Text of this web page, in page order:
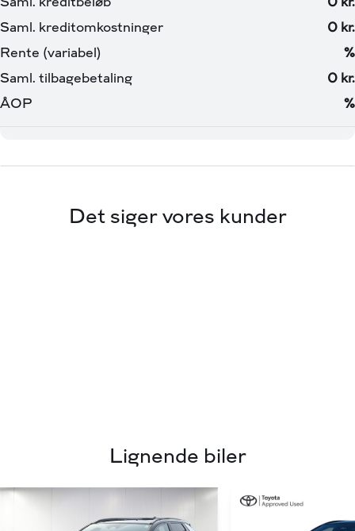
🚗 Via Biler – Toyota Valby
*Vi tager forbehold for tastefejl*
Det siger vores kunder
Lignende biler